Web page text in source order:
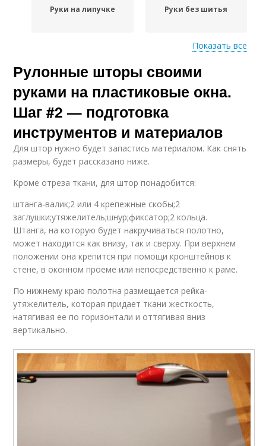
Руки на липучке Руки без шитья
Руки из льна Руки из ткани
Показать все
Рулонные шторы своими
руками на пластиковые окна.
Шаг #2 — подготовка
инструментов и материалов
Для штор нужно будет запастись материалом. Как снять
размеры, будет рассказано ниже.
Кроме отреза ткани, для штор понадобится:
штанга-валик;2 или 4 крепежные скобы;2
заглушки;утяжелитель;шнур;фиксатор;2 кольца.
Штанга, на которую будет накручиваться полотно,
может находится как внизу, так и сверху. При верхнем
положении она крепится при помощи кронштейнов к
стене, в оконном проеме или непосредственно к раме.
По нижнему краю полотна размещается рейка-
утяжелитель, которая придает ткани жесткость,
натягивая ее по горизонтали и оттягивая вниз
вертикально.